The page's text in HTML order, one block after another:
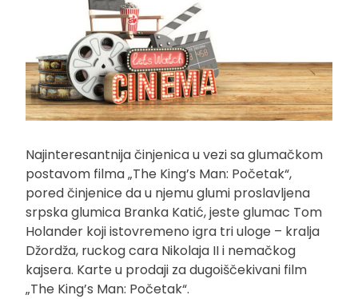
Najinteresantnija činjenica u vezi sa glumačkom
postavom filma „The King’s Man: Početak“,
pored činjenice da u njemu glumi proslavljena
srpska glumica Branka Katić, jeste glumac Tom
Holander koji istovremeno igra tri uloge – kralja
Džordža, ruckog cara Nikolaja II i nemačkog
kajsera. Karte u prodaji za dugoiščekivani film
„The King’s Man: Početak“.